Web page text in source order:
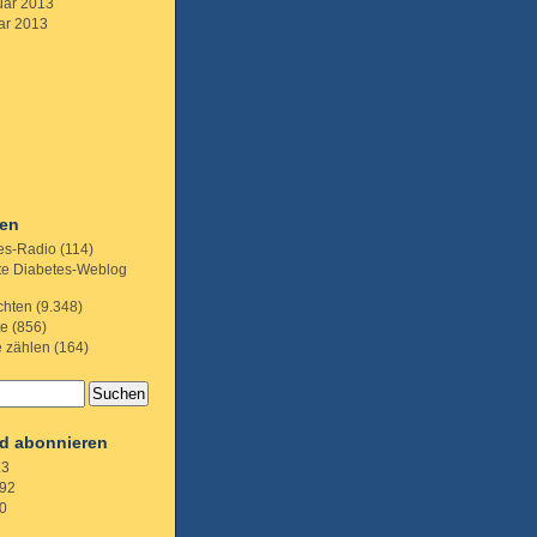
2013
2013
Radio (114)
Diabetes-Weblog
(9.348)
(856)
zählen (164)
abonnieren